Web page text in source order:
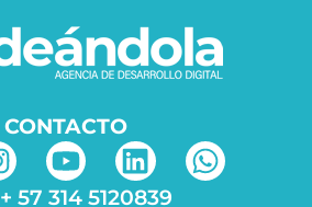
CONTACTO
+ 57 314 5120839